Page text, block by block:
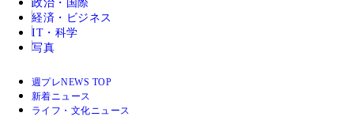
政治・国際
経済・ビジネス
IT・科学
写真
週プレNEWS TOP
新着ニュース
ライフ・文化ニュース